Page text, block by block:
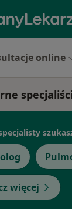
online
więcej